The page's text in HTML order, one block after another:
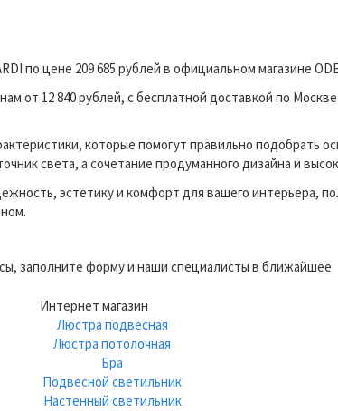
по цене 209 685 рублей в официальном магазине
от 12 840 рублей, с бесплатной доставкой по
которые помогут правильно подобрать
света, а сочетание продуманного дизайна и
эстетику и комфорт для вашего интерьера,
заполните форму и наши специалисты в ближайшее
Интернет магазин
Люстра подвесная
Люстра потолочная
Бра
Подвесной светильник
Настенный светильник